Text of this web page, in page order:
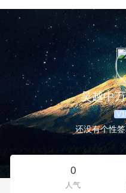
吴越中万
还没有个性
0
人气